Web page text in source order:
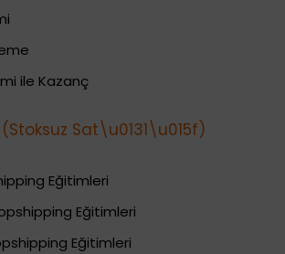
ile Kazanç
Sat\u0131\u015f)
Eğitimleri
Eğitimleri
Eğitimleri